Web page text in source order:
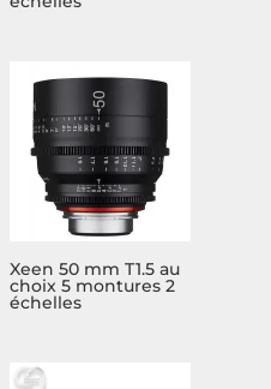
Xeen 50 mm T1.5 au
choix 5 montures 2
échelles